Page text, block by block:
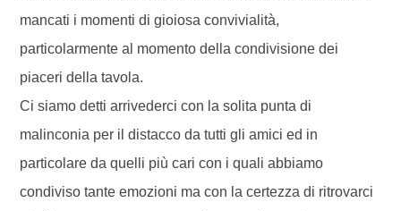
mancati i momenti di gioiosa convivialità,
particolarmente al momento della condivisione dei
piaceri della tavola.
Ci siamo detti arrivederci con la solita punta di
malinconia per il distacco da tutti gli amici ed in
particolare da quelli più cari con i quali abbiamo
condiviso tante emozioni ma con la certezza di ritrovarci